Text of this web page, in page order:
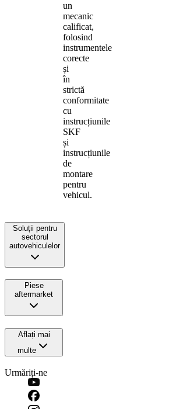
un
mecanic
calificat,
folosind
instrumentele
corecte
și
în
strictă
conformitate
cu
instrucțiunile
SKF
și
instrucțiunile
de
montare
pentru
vehicul.
Soluții pentru
sectorul
autovehiculelor
Piese
aftermarket
Aflați mai
multe
Urmăriți-ne